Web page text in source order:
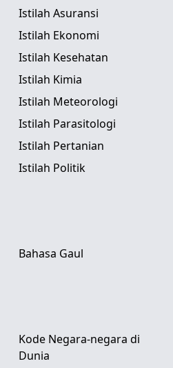
Istilah Asuransi
Istilah Ekonomi
Istilah Kesehatan
Istilah Kimia
Istilah Meteorologi
Istilah Parasitologi
Istilah Pertanian
Istilah Politik
Bahasa Gaul
Kode Negara-negara di
Dunia